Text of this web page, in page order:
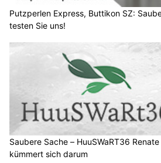
Putzperlen Express, Buttikon SZ:
testen Sie uns!
Saubere Sache – HuuSWaRT36
kümmert sich darum